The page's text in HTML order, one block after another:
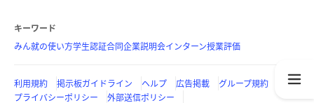
キーワード
みん就の使い方学生認証合同企業説明会インターン授業評価
利用規約 掲示板ガイドライン ヘルプ 広告掲載
グループ規約
プライバシーポリシー
外部送信ポリシー